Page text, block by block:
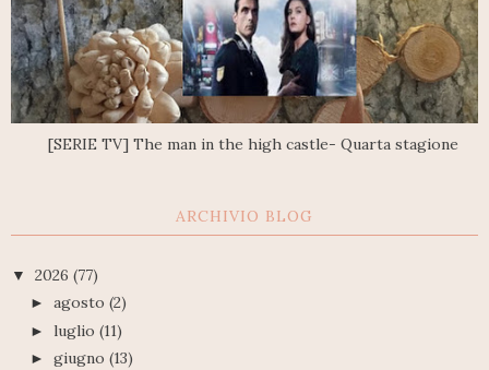
[SERIE TV] The man in the high castle- Quarta stagione
ARCHIVIO BLOG
▼ 2026 (77)
► agosto (2)
► luglio (11)
► giugno (13)